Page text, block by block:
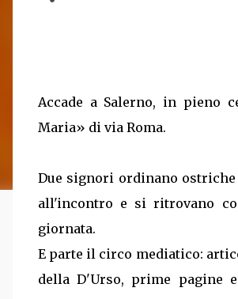
Accade a Salerno, in pieno
Maria» di via Roma.
Due signori ordinano
all'incontro e si ritrovano
giornata.
E parte il circo mediatico:
della D'Urso, prime pagine